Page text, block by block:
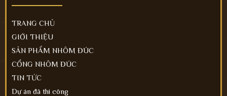
TRANG CHỦ
GIỚI THIỆU
SẢN PHẨM NHÔM ĐÚC
CỔNG NHÔM ĐÚC
TIN TỨC
Dự án đã thi công